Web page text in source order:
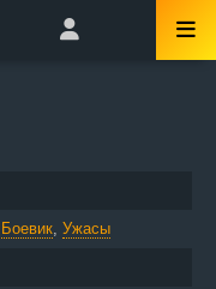
Боевик, Ужасы